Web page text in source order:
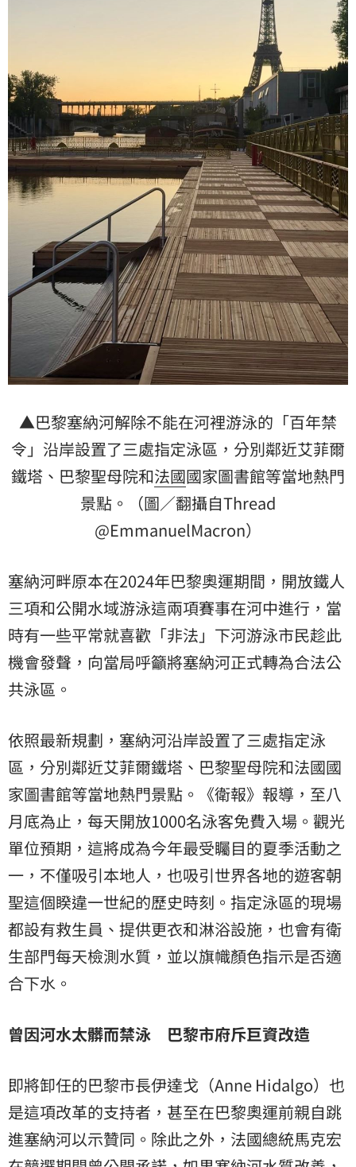
▲巴黎塞納河解除不能在河裡游泳的「百年禁
令」沿岸設置了三處指定泳區，分別鄰近艾菲爾
鐵塔、巴黎聖母院和法國國家圖書館等當地熱門
景點。（圖／翻攝自Thread
@EmmanuelMacron）
塞納河畔原本在2024年巴黎奧運期間，開放鐵人
三項和公開水域游泳這兩項賽事在河中進行，當
時有一些平常就喜歡「非法」下河游泳市民趁此
機會發聲，向當局呼籲將塞納河正式轉為合法公
共泳區。
依照最新規劃，塞納河沿岸設置了三處指定泳
區，分別鄰近艾菲爾鐵塔、巴黎聖母院和法國國
家圖書館等當地熱門景點。《衛報》報導，至八
月底為止，每天開放1000名泳客免費入場。觀光
單位預期，這將成為今年最受矚目的夏季活動之
一，不僅吸引本地人，也吸引世界各地的遊客朝
聖這個睽違一世紀的歷史時刻。指定泳區的現場
都設有救生員、提供更衣和淋浴設施，也會有衛
生部門每天檢測水質，並以旗幟顏色指示是否適
合下水。
曾因河水太髒而禁泳 巴黎市府斥巨資改造
即將卸任的巴黎市長伊達戈（Anne Hidalgo）也
是這項改革的支持者，甚至在巴黎奧運前親自跳
進塞納河以示贊同。除此之外，法國總統馬克宏